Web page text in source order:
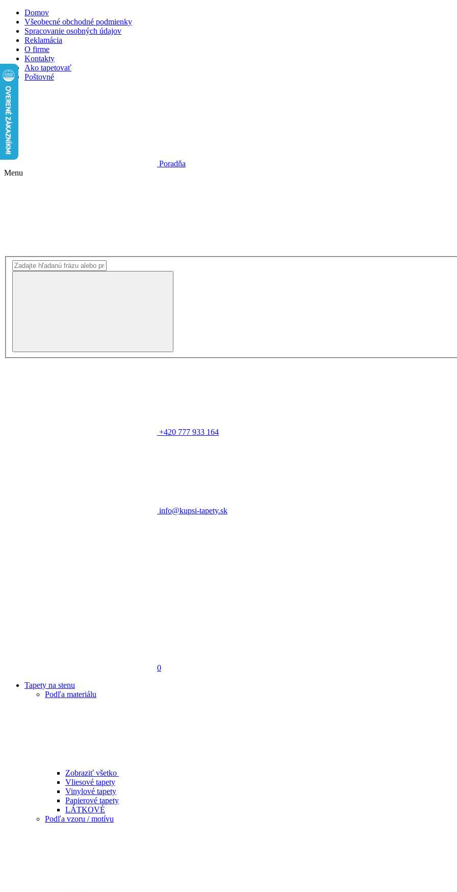
Domov
Všeobecné obchodné podmienky
Spracovanie osobných údajov
Reklamácia
O firme
Kontakty
Ako tapetovať
Poštovné
Poradňa
Menu
+420 777 933 164
info@kupsi-tapety.sk
0
Tapety na stenu
Podľa materiálu
Zobraziť všetko
Vliesové tapety
Vinylové tapety
Papierové tapety
LÁTKOVÉ
Podľa vzoru / motívu